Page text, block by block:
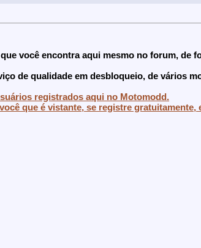
você encontra aqui mesmo no forum, de
de qualidade em desbloqueio, de vários
registrados aqui no Motomodd.
que é vistante, se registre gratuitamente,